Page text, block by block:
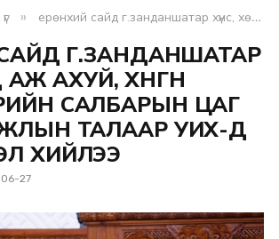
» ерөнхий сайд г.занданшатар хүнс, хөдөө аж ахуй, хөнгөн үйлдвэрийн салбарын цаг үеийн ажлын талаар уих-д мэдээлэл хийлээ
САЙД Г.ЗАНДАНШАТАР
АЖ АХУЙ, ХӨНГӨН
САЛБАРЫН ЦАГ
ТАЛААР УИХ-Д
ХИЙЛЭЭ
27